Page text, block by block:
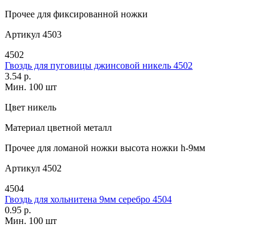
Прочее для фиксированной ножки
Артикул 4503
4502
Гвоздь для пуговицы джинсовой никель 4502
3.54 р.
Мин. 100 шт
Цвет никель
Материал цветной металл
Прочее для ломаной ножки высота ножки h-9мм
Артикул 4502
4504
Гвоздь для хольнитена 9мм серебро 4504
0.95 р.
Мин. 100 шт